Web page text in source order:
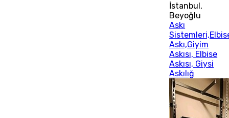
İstanbul,
Beyoğlu
Askı
Askı,Giyim
Askısı, Elbise
Askısı, Giysi
Askılığ